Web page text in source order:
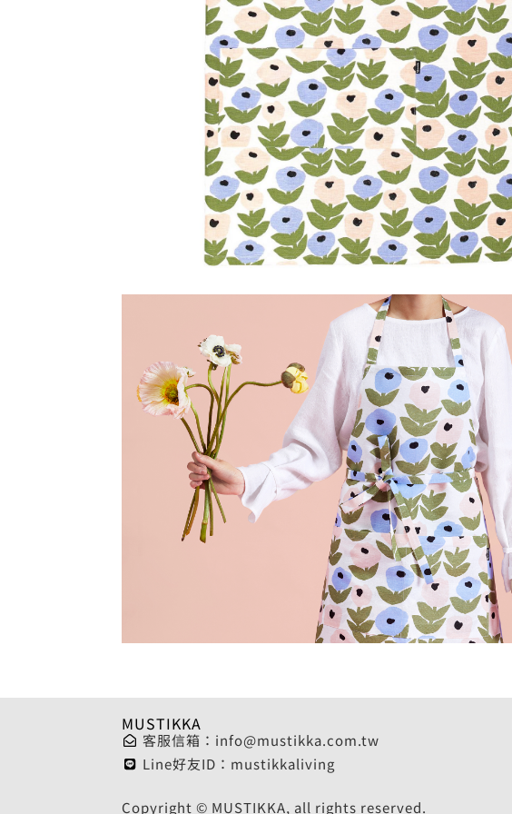
MUSTIKKA
客服信箱： info@mustikka.com.tw
Line好友ID：mustikkaliving
Copyright © MUSTIKKA, all rights reserved.